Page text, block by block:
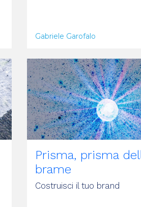
Gabriele Garofalo
Prisma, prisma
brame
Costruisci il tuo brand